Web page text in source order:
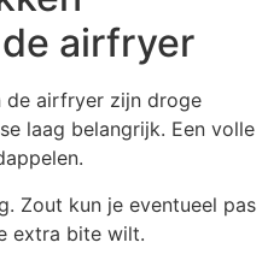
airfryer
de airfryer zijn droge
laag belangrijk. Een volle
Zout kun je eventueel pas
extra bite wilt.